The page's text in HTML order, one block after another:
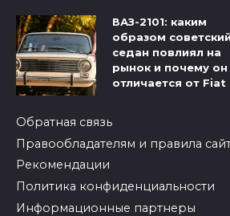
ВАЗ-2101: каким
образом советский
седан повлиял на
рынок и почему он
отличается от Fiat
Обратная связь
Правообладателям и правила
Рекомендации
Политика конфиденциальности
Информационные партнеры